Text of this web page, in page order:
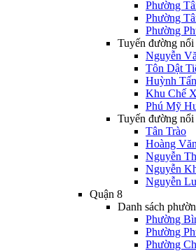
Phường
Phường
Phường
Tuyến đường nổi
Nguyễn
Tôn Dật
Huỳnh
Khu Chế
Phú Mỹ
Tuyến đường nổi
Tân Trào
Hoàng
Nguyễn
Nguyễn
Nguyễn
Quận 8
Danh sách
Phường
Phường
Phường